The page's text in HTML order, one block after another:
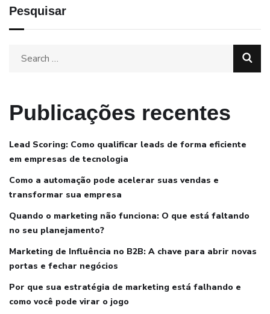
Pesquisar
Publicações recentes
Lead Scoring: Como qualificar leads de forma eficiente
em empresas de tecnologia
Como a automação pode acelerar suas vendas e
transformar sua empresa
Quando o marketing não funciona: O que está faltando
no seu planejamento?
Marketing de Influência no B2B: A chave para abrir novas
portas e fechar negócios
Por que sua estratégia de marketing está falhando e
como você pode virar o jogo